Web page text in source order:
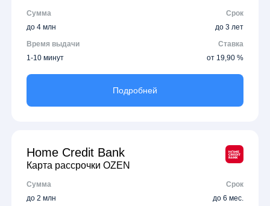
Сумма
Срок
до 4 млн
до 3 лет
Время выдачи
Ставка
1-10 минут
от 19,90 %
Подробней
Home Credit Bank
Карта рассрочки OZEN
Сумма
Срок
до 2 млн
до 6 мес.